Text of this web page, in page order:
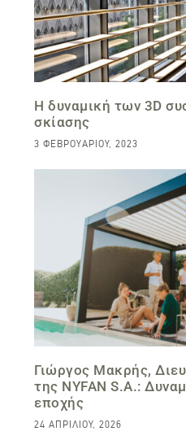
Η δυναμική των 3D
σκίασης
3 ΦΕΒΡΟΥΑΡΊΟΥ, 2023
Γιώργος Μακρής,
της NYFAN S.A.:
εποχής
24 ΑΠΡΙΛΊΟΥ, 2026